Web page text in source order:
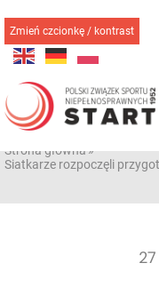
do
treści
Zmień czcionkę / kontrast
Strona główna»
Siatkarze rozpoczęli